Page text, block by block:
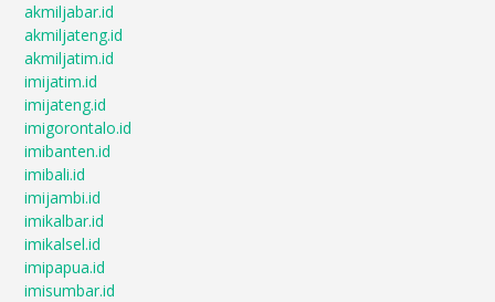
akmiljabar.id
akmiljateng.id
akmiljatim.id
imijatim.id
imijateng.id
imigorontalo.id
imibanten.id
imibali.id
imijambi.id
imikalbar.id
imikalsel.id
imipapua.id
imisumbar.id